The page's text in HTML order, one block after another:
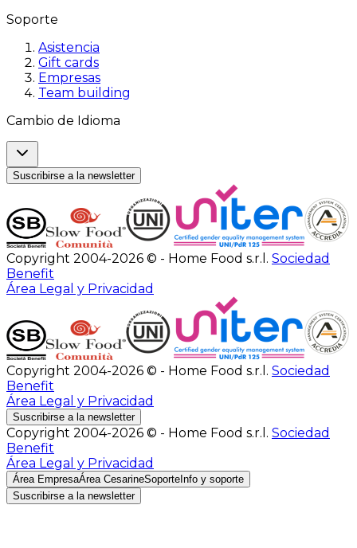
Soporte
Asistencia
Gift cards
Empresas
Team building
Cambio de Idioma
Suscribirse a la newsletter
Copyright 2004-2026 © - Home Food s.r.l. Sociedad
Benefit
Área Legal y Privacidad
Copyright 2004-2026 © - Home Food s.r.l. Sociedad
Benefit
Área Legal y Privacidad
Suscribirse a la newsletter
Copyright 2004-2026 © - Home Food s.r.l. Sociedad
Benefit
Área Legal y Privacidad
Área EmpresaÁrea CesarineSoporte Info y soporte
Suscribirse a la newsletter